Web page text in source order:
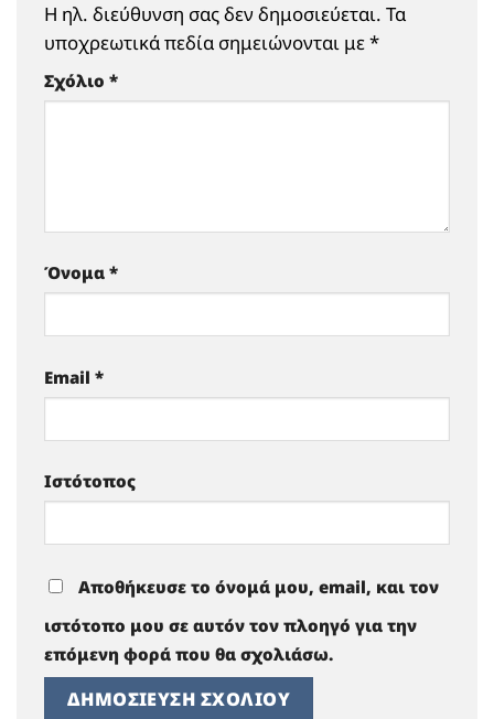
Η ηλ. διεύθυνση σας δεν δημοσιεύεται. Τα
υποχρεωτικά πεδία σημειώνονται με*
Σχόλιο *
Όνομα *
Email *
Ιστότοπος
Αποθήκευσε το όνομά μου, email, και τον
ιστότοπο μου σε αυτόν τον πλοηγό για την
επόμενη φορά που θα σχολιάσω.